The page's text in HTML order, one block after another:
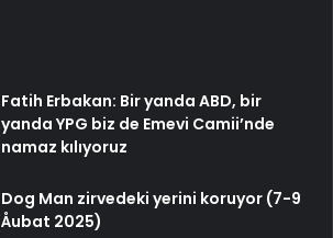
Fatih Erbakan: Bir yanda ABD, bir
yanda YPG biz de Emevi Camii’nde
namaz kılıyoruz
Dog Man zirvedeki yerini koruyor (7-9
Åubat 2025)